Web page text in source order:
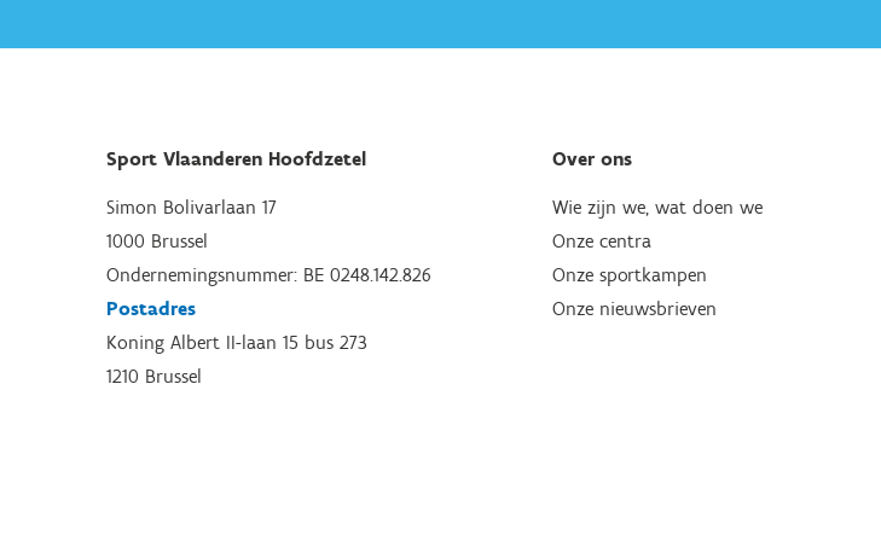
Sport Vlaanderen Hoofdzetel
Simon Bolivarlaan 17
1000 Brussel
Ondernemingsnummer: BE 0248.142.826
Postadres
Koning Albert II-laan 15 bus 273
1210 Brussel
Over ons
Wie zijn we, wat doen we
Onze centra
Onze sportkampen
Onze nieuwsbrieven